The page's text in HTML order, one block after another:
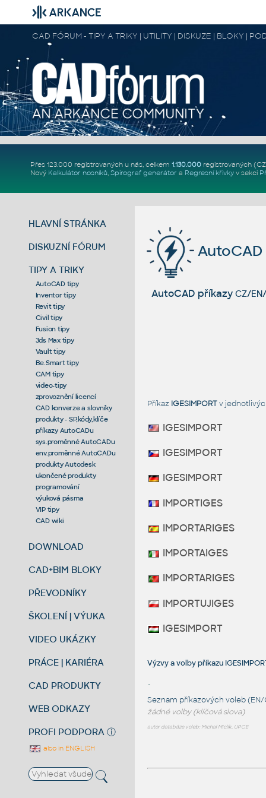
CAD FÓRUM - TIPY A TRIKY | UTILITY | DISKUZE | BLOKY |
Přes 123.000 registrovaných u nás, celkem 1.130.000registrovaných
Nový Kalkulátor nosníků, Spirograf generátor a Regresní křivkyv sekci
HLAVNÍ STRÁNKA
DISKUZNÍ FÓRUM
TIPY A TRIKY
AutoCAD tipy
Inventor tipy
Revit tipy
Civil tipy
Fusion tipy
3ds Max tipy
Vault tipy
Be.Smart tipy
CAM tipy
video-tipy
zprovoznění licencí
CAD konverze a slovníky
produkty - SP,kódy,klíče
příkazy AutoCADu
sys.proměnné AutoCADu
env.proměnné AutoCADu
produkty Autodesk
ukončené produkty
programování
výuková pásma
VIP tipy
CAD wiki
DOWNLOAD
CAD+BIM BLOKY
PŘEVODNÍKY
ŠKOLENÍ | VÝUKA
VIDEO UKÁZKY
PRÁCE | KARIÉRA
CAD PRODUKTY
WEB ODKAZY
PROFI PODPORA ⓘ
also in ENGLISH
AutoCAD
AutoCAD příkazy CZ/
Příkaz IGESIMPORTv
IGESIMPORT
IGESIMPORT
IGESIMPORT
IMPORTIGES
IMPORTARIGES
IMPORTAIGES
IMPORTARIGES
IMPORTUJIGES
IGESIMPORT
Výzvy a volby příkazu
-
Seznam příkazových voleb (EN/
žádné volby (klíčová slova)
autor databáze voleb: Michal Miclík, UPCE